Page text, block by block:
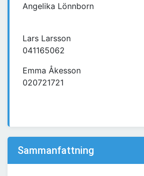
Angelika Lönnborn
Lars Larsson
041165062
Emma Åkesson
020721721
Sammanfattning